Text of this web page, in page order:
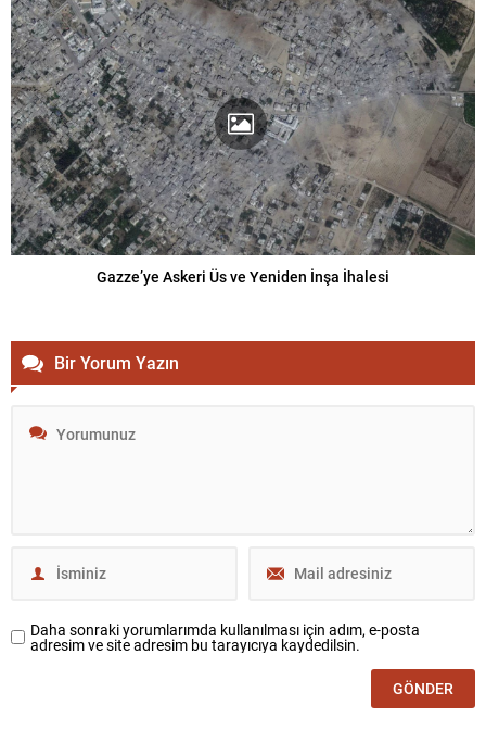
Gazze’ye Askeri Üs ve Yeniden İnşa İhalesi
Bir Yorum Yazın
Daha sonraki yorumlarımda kullanılması için adım, e-posta
adresim ve site adresim bu tarayıcıya kaydedilsin.